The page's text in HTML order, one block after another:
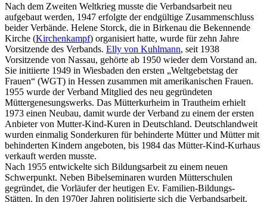
Nach dem Zweiten Weltkrieg musste die Verbandsarbeit neu
aufgebaut werden, 1947 erfolgte der endgültige Zusammenschluss
beider Verbände. Helene Storck, die in Birkenau die Bekennende
Kirche (Kirchenkampf) organisiert hatte, wurde für zehn Jahre
Vorsitzende des Verbands. Elly von Kuhlmann, seit 1938
Vorsitzende von Nassau, gehörte ab 1950 wieder dem Vorstand an.
Sie initiierte 1949 in Wiesbaden den ersten „Weltgebetstag der
Frauen“ (WGT) in Hessen zusammen mit amerikanischen Frauen.
1955 wurde der Verband Mitglied des neu gegründeten
Müttergenesungswerks. Das Mütterkurheim in Trautheim erhielt
1973 einen Neubau, damit wurde der Verband zu einem der ersten
Anbieter von Mutter-Kind-Kuren in Deutschland. Deutschlandweit
wurden einmalig Sonderkuren für behinderte Mütter und Mütter mit
behinderten Kindern angeboten, bis 1984 das Mütter-Kind-Kurhaus
verkauft werden musste.
Nach 1955 entwickelte sich Bildungsarbeit zu einem neuen
Schwerpunkt. Neben Bibelseminaren wurden Mütterschulen
gegründet, die Vorläufer der heutigen Ev. Familien-Bildungs-
Stätten. In den 1970er Jahren politisierte sich die Verbandsarbeit.